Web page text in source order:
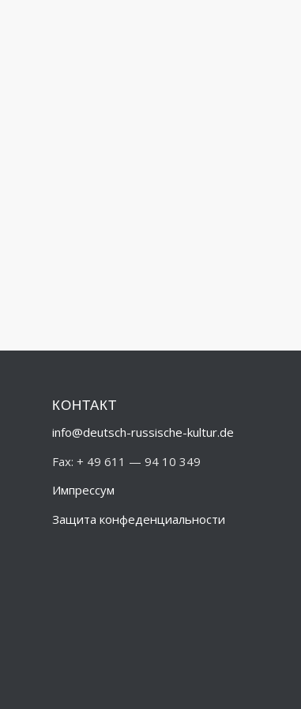
КОНТАКТ
info@deutsch-russische-kultur.de
Fax: + 49 611 — 94 10 349
Импрессум
Защита конфеденциальности